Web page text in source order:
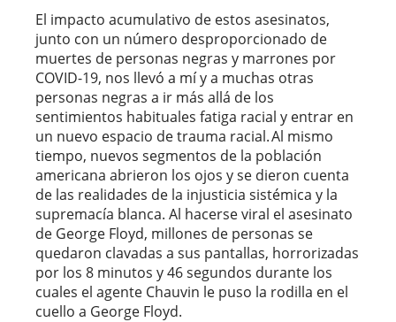
El impacto acumulativo de estos asesinatos,
junto con un número desproporcionado de
muertes de personas negras y marrones por
COVID-19, nos llevó a mí y a muchas otras
personas negras a ir más allá de los
sentimientos habituales fatiga racial y entrar en
un nuevo espacio de trauma racial. Al mismo
tiempo, nuevos segmentos de la población
americana abrieron los ojos y se dieron cuenta
de las realidades de la injusticia sistémica y la
supremacía blanca. Al hacerse viral el asesinato
de George Floyd, millones de personas se
quedaron clavadas a sus pantallas, horrorizadas
por los 8 minutos y 46 segundos durante los
cuales el agente Chauvin le puso la rodilla en el
cuello a George Floyd.